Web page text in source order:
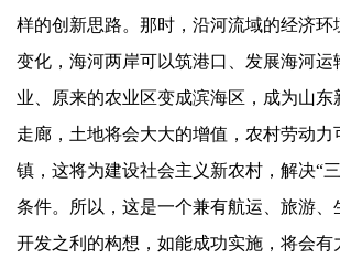
样的创新思路。那时，沿河流域的经济环
变化，海河两岸可以筑港口、发展海河运
业、原来的农业区变成滨海区，成为山东
走廊，土地将会大大的增值，农村劳动力
镇，这将为建设社会主义新农村，解决“
条件。所以，这是一个兼有航运、旅游、
开发之利的构想，如能成功实施，将会有